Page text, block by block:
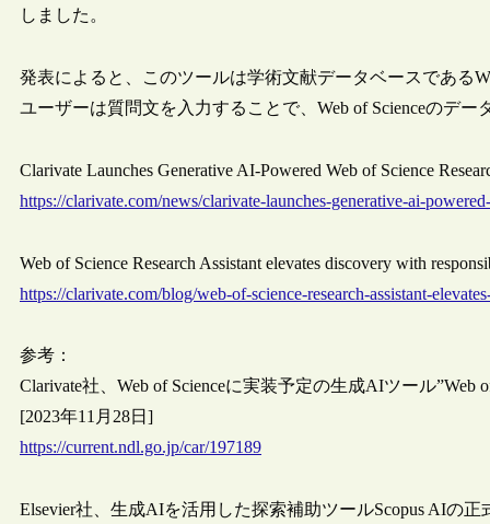
しました。
発表によると、このツールは学術文献データベースである
ユーザーは質問文を入力することで、Web of Scienceのデ
Clarivate Launches Generative AI-Powered Web of Science
https://clarivate.com/news/clarivate-launches-generative-ai-
Web of Science Research Assistant elevates discovery with
https://clarivate.com/blog/web-of-science-research-assistant-
参考：
Clarivate社、Web of Scienceに実装予定の生成AIツール”Web
[2023年11月28日]
https://current.ndl.go.jp/car/197189
Elsevier社、生成AIを活用した探索補助ツールScopus AIの正